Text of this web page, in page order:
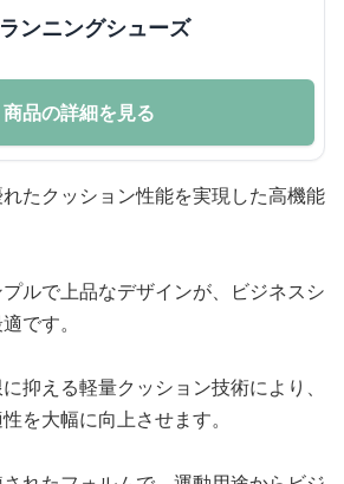
ンニングシューズ
商品の詳細を見る
たクッション性能を実現した高機能
ルで上品なデザインが、ビジネスシ
です。
抑える軽量クッション技術により、
を大幅に向上させます。